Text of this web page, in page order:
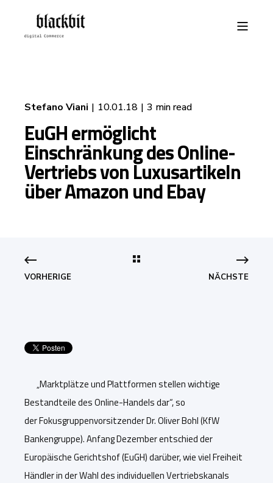
Stefano Viani 10.01.18 3 min read
EuGH ermöglicht
Einschränkung des Online-
Vertriebs von Luxusartikeln
über Amazon und Ebay
VORHERIGE NÄCHSTE
„Marktplätze und Plattformen stellen wichtige
Bestandteile des Online-Handels dar“,so
derFokusgruppenvorsitzenderDr. OliverBohl (KfW
Bankengruppe). Anfang Dezember entschied der
Europäische Gerichtshof (EuGH) darüber, wie viel Freiheit
Händler in der Wahldes individuellen Vertriebskanals